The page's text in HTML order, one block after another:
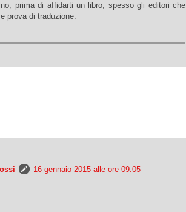
prima di affidarti un libro, spesso gli editori che
prova di traduzione.
16 gennaio 2015 alle ore 09:05